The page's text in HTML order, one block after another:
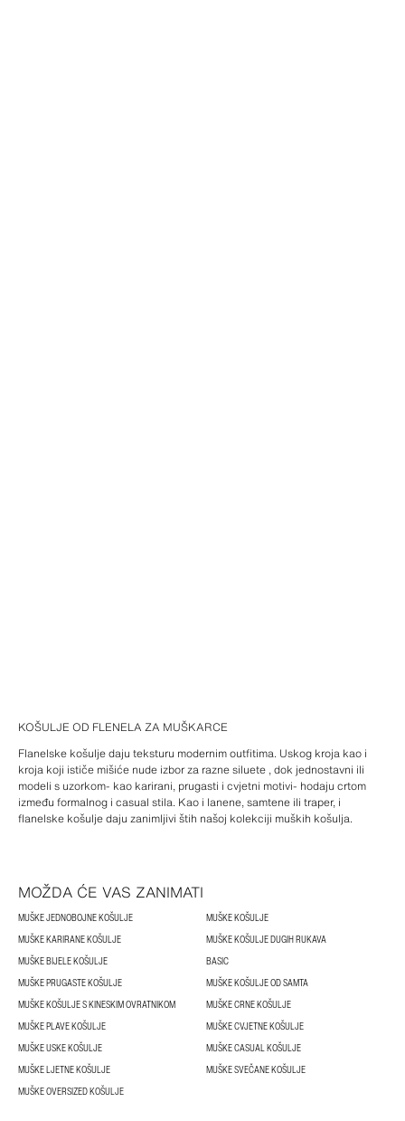
KOŠULJE OD FLENELA ZA MUŠKARCE
Flanelske košulje daju teksturu modernim outfitima. Uskog kroja kao i
kroja koji ističe mišiće nude izbor za razne siluete , dok jednostavni ili
modeli s uzorkom- kao karirani, prugasti i cvjetni motivi- hodaju crtom
između formalnog i casual stila. Kao i lanene, samtene ili traper, i
flanelske košulje daju zanimljivi štih našoj kolekciji muških košulja.
MOŽDA ĆE VAS ZANIMATI
MUŠKE JEDNOBOJNE KOŠULJE
MUŠKE KOŠULJE
MUŠKE KARIRANE KOŠULJE
MUŠKE KOŠULJE DUGIH RUKAVA
MUŠKE BIJELE KOŠULJE
BASIC
MUŠKE PRUGASTE KOŠULJE
MUŠKE KOŠULJE OD SAMTA
MUŠKE KOŠULJE S KINESKIM OVRATNIKOM
MUŠKE CRNE KOŠULJE
MUŠKE PLAVE KOŠULJE
MUŠKE CVJETNE KOŠULJE
MUŠKE USKE KOŠULJE
MUŠKE CASUAL KOŠULJE
MUŠKE LJETNE KOŠULJE
MUŠKE SVEČANE KOŠULJE
MUŠKE OVERSIZED KOŠULJE